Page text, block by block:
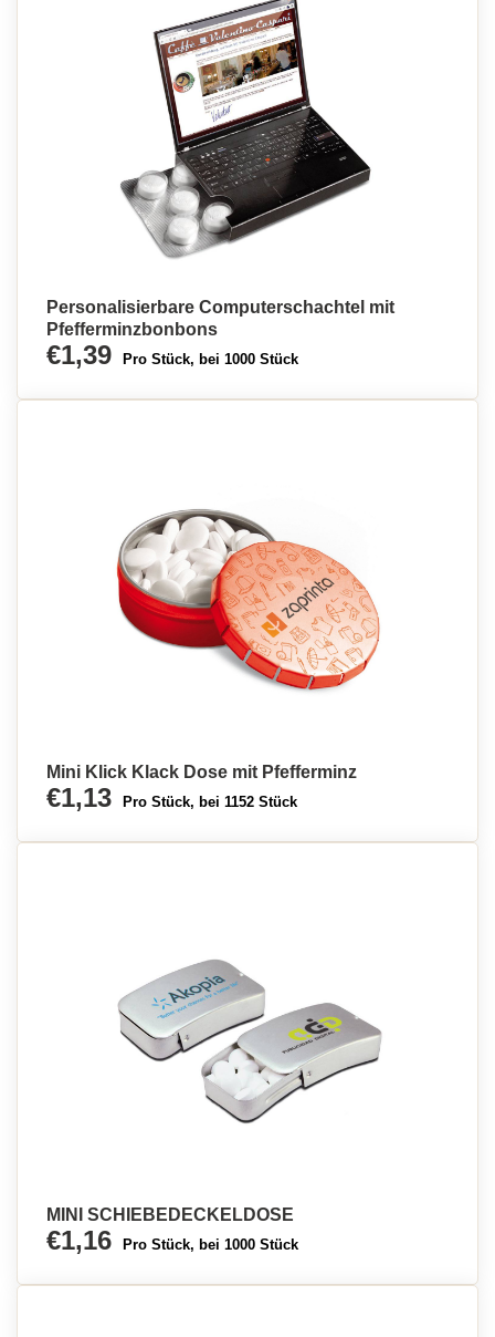
Personalisierbare Computerschachtel mit
Pfefferminzbonbons
€1,39 Pro Stück, bei 1000 Stück
Mini Klick Klack Dose mit Pfefferminz
€1,13 Pro Stück, bei 1152 Stück
MINI SCHIEBEDECKELDOSE
€1,16 Pro Stück, bei 1000 Stück